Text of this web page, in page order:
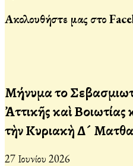
Ακολουθήστε μας στο
Μήνυμα τοῦ
Ἀττικῆς καὶ
τὴν Κυριακὴ Δ´
27 Ιουνίου 2026